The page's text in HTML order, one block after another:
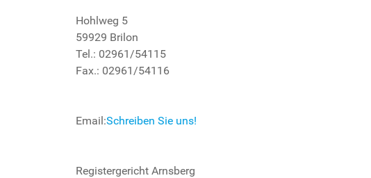
Hohlweg 5
59929 Brilon
Tel.: 02961/54115
Fax.: 02961/54116
Email:Schreiben Sie uns!
Registergericht Arnsberg